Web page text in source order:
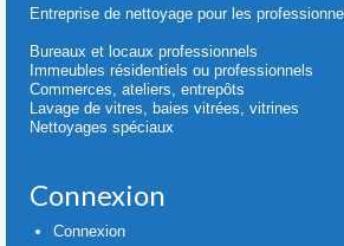
Entreprise de nettoyage pour les
Bureaux et locaux professionnels
Immeubles résidentiels ou professionnels
Commerces, ateliers, entrepôts
Lavage de vitres, baies vitrées, vitrines
Nettoyages spéciaux
Connexion
Connexion